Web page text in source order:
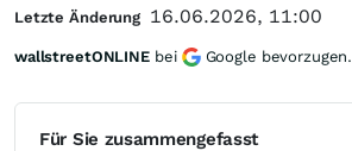
Für Sie zusammengefasst
Letzte Änderung 16.06.2026, 11:00
wallstreetONLINE bei Google bevorzugen.